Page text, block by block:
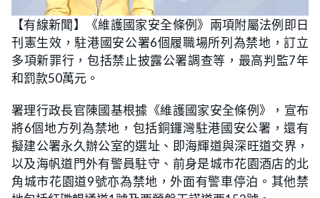
U
n
m
L
o
a
d
e
d
:
2
%
【有線新聞】《維護國家安全條例》兩項附屬法例即日
刊憲生效，駐港國安公署6個履職場所列為禁地，訂立
多項新罪行，包括禁止披露公署調查等，最高判監7年
和罰款50萬元。
署理行政長官陳國基根據《維護國家安全條例》，宣布
將6個地方列為禁地，包括銅鑼灣駐港國安公署，還有
擬建公署永久辦公室的選址、即海輝道與深旺道交界，
以及海帆道門外有警員駐守、前身是城市花園酒店的北
角城市花園道9號亦為禁地，外面有警車停泊。其他禁